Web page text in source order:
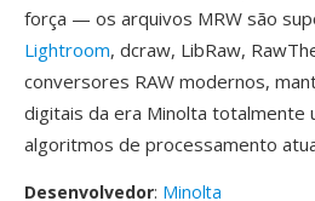
força — os arquivos MRW são
Lightroom, dcraw, LibRaw,
conversores RAW modernos,
digitais da era Minolta totalmente
algoritmos de processamento
Desenvolvedor: Minolta